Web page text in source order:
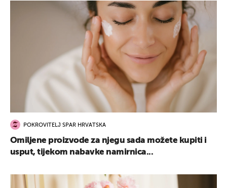
POKROVITELJ SPAR HRVATSKA
Omiljene proizvode za njegu sada možete kupiti i
usput, tijekom nabavke namirnica...